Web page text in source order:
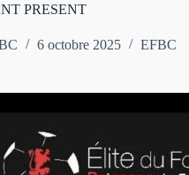
PRESENT
6 octobre 2025 EFBC